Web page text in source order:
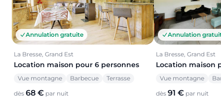
Annulation gratuite
La Bresse, Grand Est
Location maison pour 6 personnes
Vue montagne Barbecue Terrasse
dès 68 € par nuit
Annulation
La Bresse, Grand Est
Location maison
Vue montagne
dès 91 € par nuit